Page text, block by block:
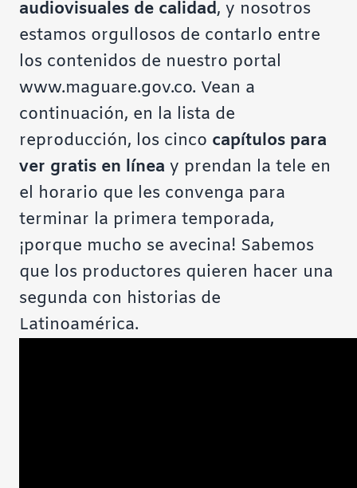
audiovisuales de calidad, y nosotros
estamos orgullosos de contarlo entre
los contenidos de nuestro portal
www.maguare.gov.co. Vean a
continuación, en la lista de
reproducción, los cinco capítulos para
ver gratis en línea y prendan la tele en
el horario que les convenga para
terminar la primera temporada,
¡porque mucho se avecina! Sabemos
que los productores quieren hacer una
segunda con historias de
Latinoamérica.